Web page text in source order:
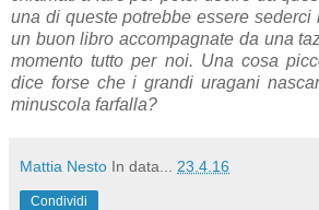
una di queste potrebbe essere sederci
un buon libro accompagnate da una
momento tutto per noi. Una cosa
dice forse che i grandi uragani
minuscola farfalla?
Mattia Nesto In data... 23.4.16
Condividi